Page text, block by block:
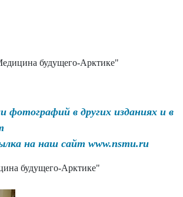
будущего-Арктике"
фотографий в других изданиях и в
на наш сайт www.nsmu.ru
будущего-Арктике"